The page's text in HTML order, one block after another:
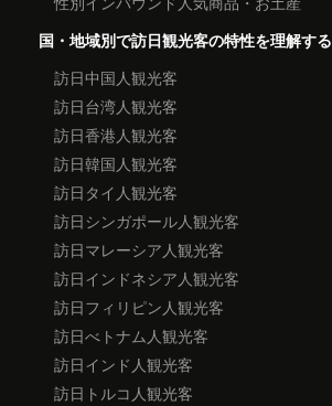
国・地域別で訪日観光客の特性を理解する
訪日中国人観光客
訪日台湾人観光客
訪日香港人観光客
訪日韓国人観光客
訪日タイ人観光客
訪日シンガポール人観光客
訪日マレーシア人観光客
訪日インドネシア人観光客
訪日フィリピン人観光客
訪日べトナム人観光客
訪日インド人観光客
訪日トルコ人観光客